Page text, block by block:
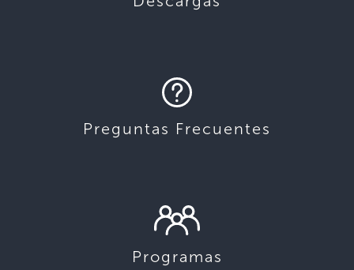
Preguntas Frecuentes
Programas